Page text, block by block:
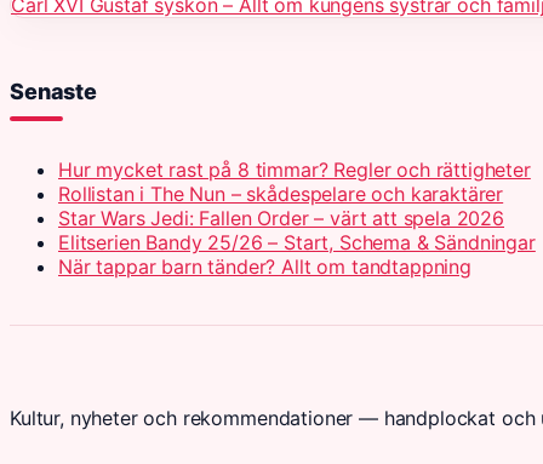
Senaste
Hur mycket rast på 8 timmar? Regler och rättigheter
Rollistan i The Nun – skådespelare och karaktärer
Star Wars Jedi: Fallen Order – värt att spela 2026
Elitserien Bandy 25/26 – Start, Schema & Sändningar
När tappar barn tänder? Allt om tandtappning
Kultur, nyheter och rekommendationer — handplockat